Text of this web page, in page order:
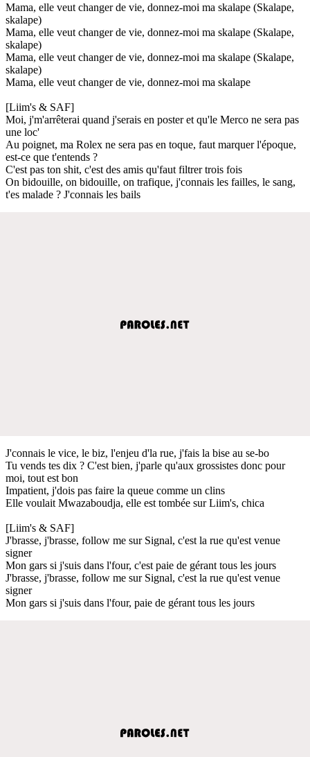
Mama, elle veut changer de vie, donnez-moi ma skalape (Skalape,
skalape)
Mama, elle veut changer de vie, donnez-moi ma skalape (Skalape,
skalape)
Mama, elle veut changer de vie, donnez-moi ma skalape (Skalape,
skalape)
Mama, elle veut changer de vie, donnez-moi ma skalape
[Liim's & SAF]
Moi, j'm'arrêterai quand j'serais en poster et qu'le Merco ne sera pas
une loc'
Au poignet, ma Rolex ne sera pas en toque, faut marquer l'époque,
est-ce que t'entends ?
C'est pas ton shit, c'est des amis qu'faut filtrer trois fois
On bidouille, on bidouille, on trafique, j'connais les failles, le sang,
t'es malade ? J'connais les bails
J'connais le vice, le biz, l'enjeu d'la rue, j'fais la bise au se-bo
Tu vends tes dix ? C'est bien, j'parle qu'aux grossistes donc pour
moi, tout est bon
Impatient, j'dois pas faire la queue comme un clins
Elle voulait Mwazaboudja, elle est tombée sur Liim's, chica
[Liim's & SAF]
J'brasse, j'brasse, follow me sur Signal, c'est la rue qu'est venue
signer
Mon gars si j'suis dans l'four, c'est paie de gérant tous les jours
J'brasse, j'brasse, follow me sur Signal, c'est la rue qu'est venue
signer
Mon gars si j'suis dans l'four, paie de gérant tous les jours